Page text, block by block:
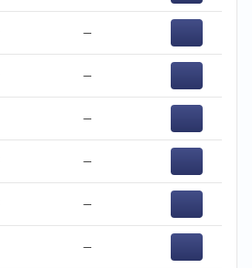
−
−
−
−
−
−